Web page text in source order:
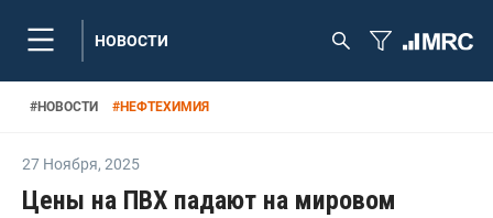
НОВОСТИ
#НОВОСТИ #НЕФТЕХИМИЯ
27 Ноября, 2025
Цены на ПВХ падают на мировом